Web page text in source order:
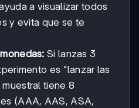
a visualizar todos
y evita que se te
Si lanzas 3
es "lanzar las
tiene 8
(AAA, AAS, ASA,